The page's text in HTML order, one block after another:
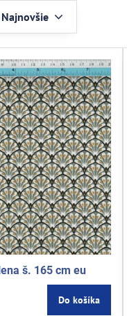
Najnovšie
š. 165 cm eu
Do košíka